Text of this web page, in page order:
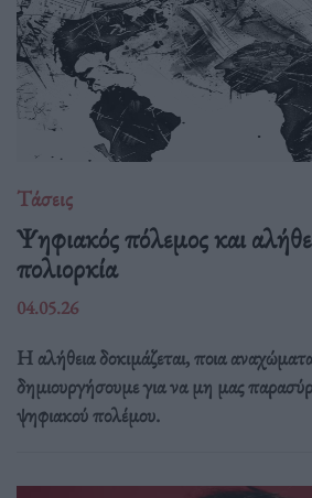
Τάσεις
Ψηφιακός πόλεμος και
πολιορκία
04.05.26
Η αλήθεια δοκιμάζεται, ποια
δημιουργήσουμε για να μη μας
ψηφιακού πολέμου.